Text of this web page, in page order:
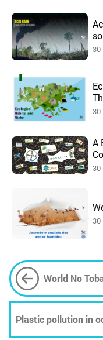
30
30
A
30
30
World No
Plastic pollution in
antibiotics